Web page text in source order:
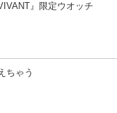
』限定ウオッチ
ちゃう